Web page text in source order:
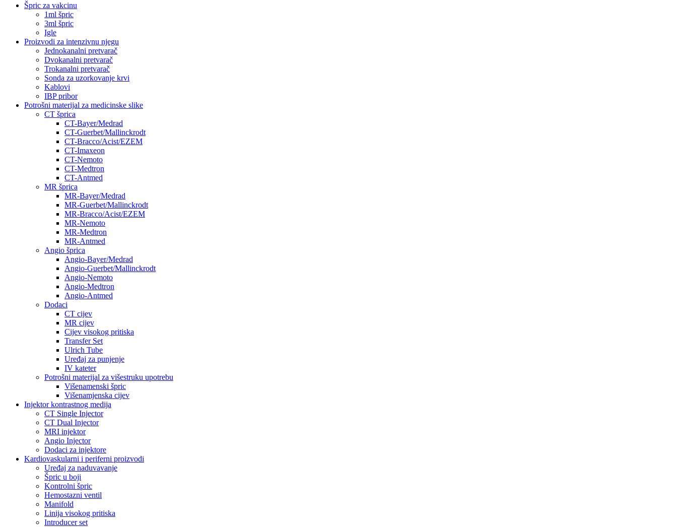
Špric za vakcinu
1ml špric
3ml špric
Igle
Proizvodi za intenzivnu njegu
Jednokanalni pretvarač
Dvokanalni pretvarač
Trokanalni pretvarač
Sonda za uzorkovanje krvi
Kablovi
IBP pribor
Potrošni materijal za medicinske slike
CT šprica
CT-Bayer/Medrad
CT-Guerbet/Mallinckrodt
CT-Bracco/Acist/EZEM
CT-Imaxeon
CT-Nemoto
CT-Medtron
CT-Antmed
MR šprica
MR-Bayer/Medrad
MR-Guerbet/Mallinckrodt
MR-Bracco/Acist/EZEM
MR-Nemoto
MR-Medtron
MR-Antmed
Angio šprica
Angio-Bayer/Medrad
Angio-Guerbet/Mallinckrodt
Angio-Nemoto
Angio-Medtron
Angio-Antmed
Dodaci
CT cijev
MR cijev
Cijev visokog pritiska
Transfer Set
Ulrich Tube
Uređaj za punjenje
IV kateter
Potrošni materijal za višestruku upotrebu
Višenamenski špric
Višenamjenska cijev
Injektor kontrastnog medija
CT Single Injector
CT Dual Injector
MRI injektor
Angio Injector
Dodaci za injektore
Kardiovaskularni i periferni proizvodi
Uređaj za naduvavanje
Špric u boji
Kontrolni špric
Hemostazni ventil
Manifold
Linija visokog pritiska
Introducer set